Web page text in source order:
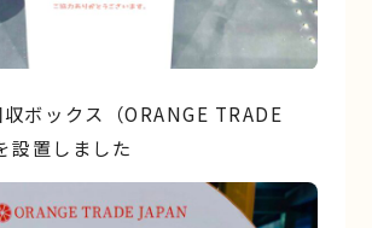
ボックス（ORANGE TRADE
設置しました